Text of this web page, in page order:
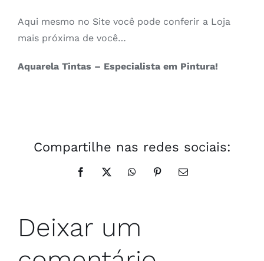
Aqui mesmo no Site você pode conferir a Loja
mais próxima de você…
Aquarela Tintas – Especialista em Pintura!
Compartilhe nas redes sociais:
Facebook
X WhatsAppPinterest
E-
Deixar um